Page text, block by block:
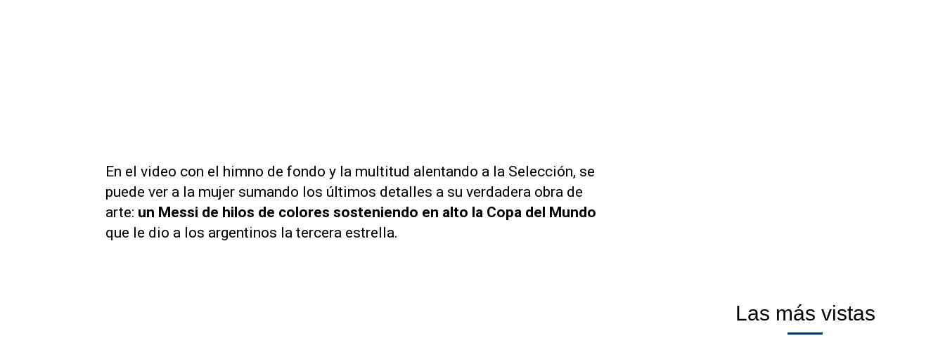
En el video con el himno de fondo y la multitud alentando a la Selección, se
puede ver a la mujer sumando los últimos detalles a su verdadera obra de
arte: un Messi de hilos de colores sosteniendo en alto la Copa del Mundo
que le dio a los argentinos la tercera estrella.
Las más vistas